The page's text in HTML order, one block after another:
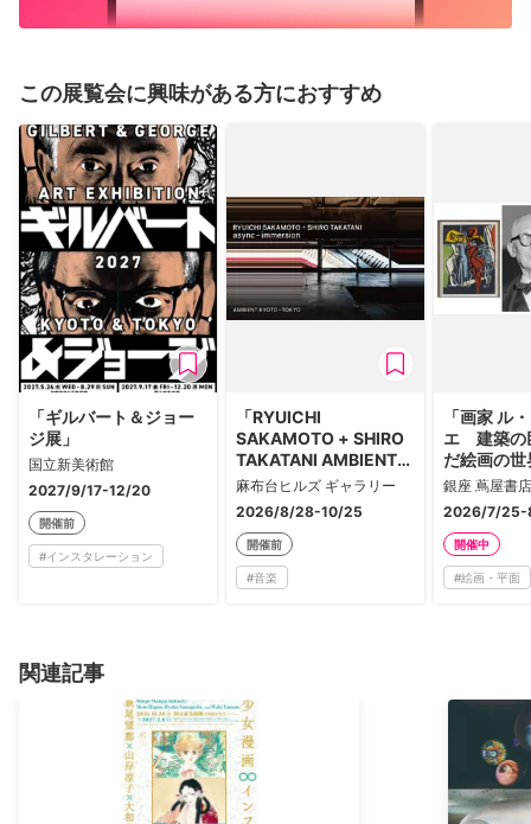
この展覧会に興味がある方におすすめ
「ギルバート＆ジョー
ジ展」
国立新美術館
2027/9/17-12/20
開催前
#インスタレーション
「RYUICHI
SAKAMOTO + SHIRO
TAKATANI AMBIENT
KYOTO - TOKYO」
麻布台ヒルズ ギャラリー
2026/8/28-10/25
開催前
#音楽
「画家 ル
エ 建築の
だ絵画の世
銀座 蔦屋書店
2026/7/25-
開催中
#絵画・平面
関連記事